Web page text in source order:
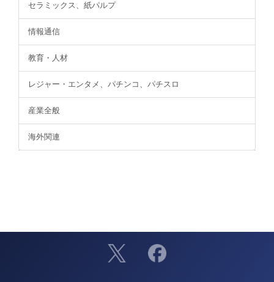
セラミックス、紙パルプ
情報通信
教育・人材
レジャー・エンタメ、パチンコ、パチスロ
産業全般
海外関連